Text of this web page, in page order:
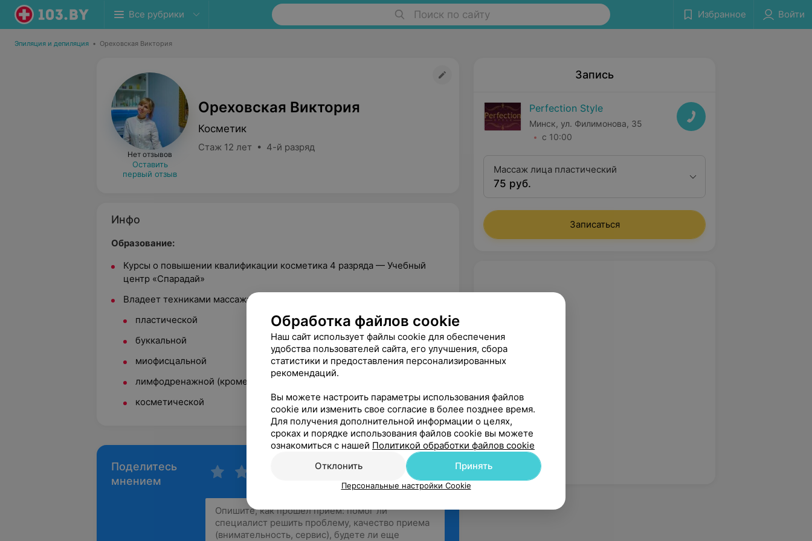
Все рубрики Поиск по сайту Избранное Войти
Эпиляция и депиляция • Ореховская Виктория
Нет отзывов
Оставить
первый отзыв
Ореховская Виктория
Косметик
Стаж 12 лет • 4-й разряд
Инфо
Образование:
Курсы о повышении квалификации косметика 4 разряда — Учебный
центр «Спарадай»
Владеет техниками массажа лица:
пластической
буккальной
миофисцальной
лимфодренажной (кроме лечебной)
косметической
Поделитесь
мнением
Запись
Perfection Style
Минск, ул. Филимонова, 35
с 10:00
Массаж лица пластический
75 руб.
Записаться
Обработка файлов cookie
Наш сайт использует файлы cookie для обеспечения
удобства пользователей сайта, его улучшения, сбора
статистики и предоставления персонализированных
рекомендаций.
Вы можете настроить параметры использования файлов
cookie или изменить свое согласие в более позднее время.
Для получения дополнительной информации о целях,
сроках и порядке использования файлов cookie вы можете
ознакомиться с нашей Политикой обработки файлов cookie
Отклонить
Принять
Персональные настройки Cookie